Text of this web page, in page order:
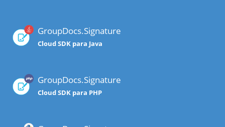
GroupDocs.Signature
Cloud SDK para Java
GroupDocs.Signature
Cloud SDK para PHP